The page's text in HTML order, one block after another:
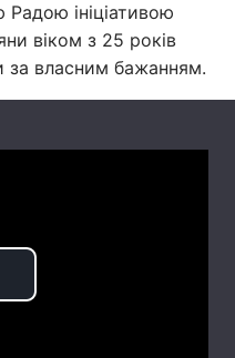
Радою ініціативою
віком з 25 років
за власним бажанням.